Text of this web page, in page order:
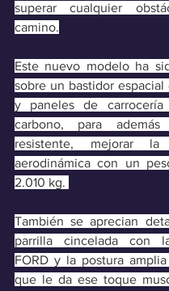
superar cualquier
camino.
Este nuevo modelo ha
sobre un bastidor espacial
y paneles de
carbono, para
resistente, mejorar
aerodinámica con un
2.010 kg.
También se aprecian
parrilla cincelada con
FORD y la postura
que le da ese toque